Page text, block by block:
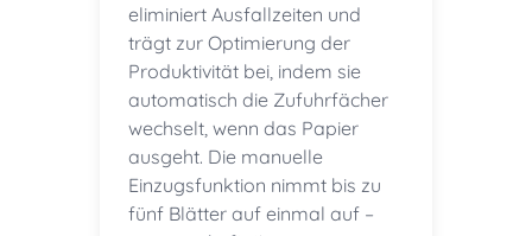
eliminiert Ausfallzeiten und
trägt zur Optimierung der
Produktivität bei, indem sie
automatisch die Zufuhrfächer
wechselt, wenn das Papier
ausgeht. Die manuelle
Einzugsfunktion nimmt bis zu
fünf Blätter auf einmal auf –